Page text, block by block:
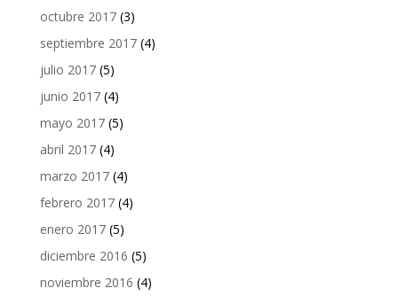
octubre 2017(3)
septiembre 2017(4)
julio 2017(5)
junio 2017(4)
mayo 2017(5)
abril 2017(4)
marzo 2017(4)
febrero 2017(4)
enero 2017(5)
diciembre 2016 (5)
noviembre 2016 (4)